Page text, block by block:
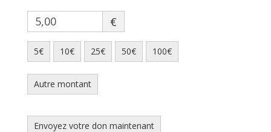
€
5€ 10€ 25€ 50€ 100€
Autre montant
Envoyez votre don maintenant